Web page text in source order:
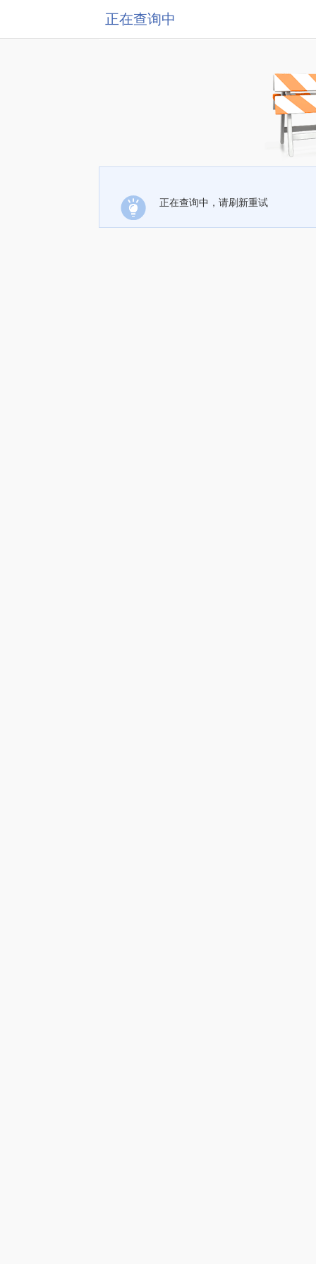
正在查询中
正在查询中，请刷新重试